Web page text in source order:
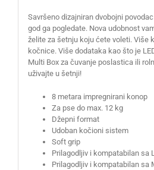
Savršeno dizajniran dvobojni
god ga pogledate. Nova udobnost
želite za šetnju koju ćete voleti. Više
kočnice. Više dodataka kao što je
Multi Box za čuvanje poslastica ili
uživajte u šetnji!
8 metara impregnirani konop
Za pse do max. 12 kg
Džepni format
Udoban kočioni sistem
Soft grip
Prilagodljiv i kompatabilan sa
Prilagodljiv i kompatabilan sa